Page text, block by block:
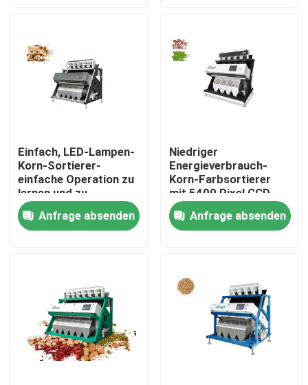
Kontakte
Reisfarbsortierer
Kornfarbsortierer
Acajoubaumfarbsortierer
Erdnussfarbsortierer
Einfach, LED-Lampen-
Korn-Sortierer-
einfache Operation zu
lernen und zu
verwenden
Anfrage absenden
Niedriger
Energieverbrauch-
Korn-Farbsortierer
mit 5400 Pixel CCD
Anfrage absenden